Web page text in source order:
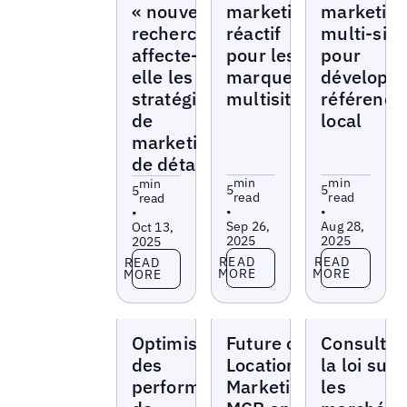
« nouvelle »
recherche
affecte-t-
elle les
stratégies
de
marketing
de détail ?
5min
read
•
Oct 13,
2025
Read more
READ
MORE
marketing
réactif
pour les
marques
multisites
5min
read
•
Sep 26,
2025
Read more
READ
MORE
multi-
pour
local
5min
read
•
Aug 28,
2025
Read more
READ
MORE
Optimisation
des
performances
Future of
Location
Marketing:
Consultez
la loi sur
les